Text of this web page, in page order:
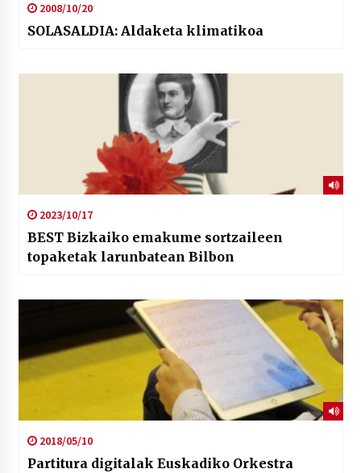
2008/10/20
SOLASALDIA: Aldaketa klimatikoa
2023/10/17
BEST Bizkaiko emakume sortzaileen
topaketak larunbatean Bilbon
2018/05/10
Partitura digitalak Euskadiko Orkestra